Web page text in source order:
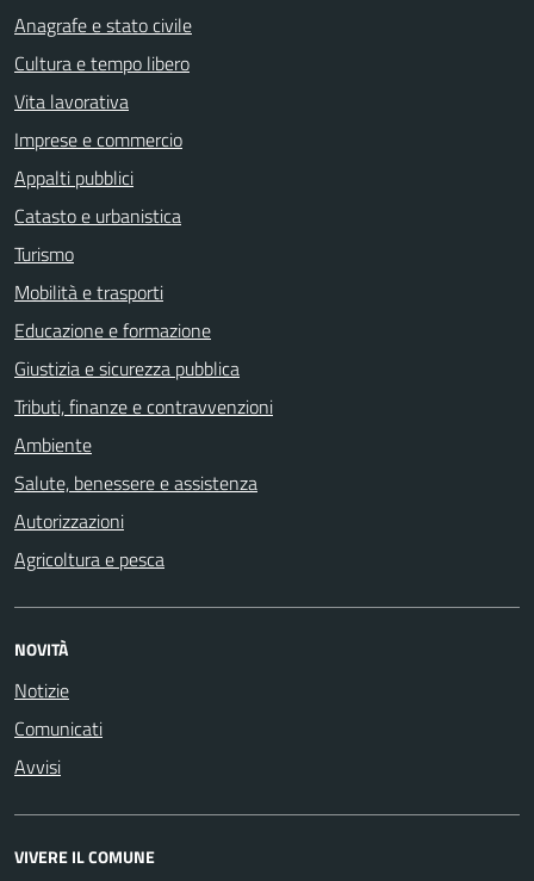
Anagrafe e stato civile
Cultura e tempo libero
Vita lavorativa
Imprese e commercio
Appalti pubblici
Catasto e urbanistica
Turismo
Mobilità e trasporti
Educazione e formazione
Giustizia e sicurezza pubblica
Tributi, finanze e contravvenzioni
Ambiente
Salute, benessere e assistenza
Autorizzazioni
Agricoltura e pesca
NOVITÀ
Notizie
Comunicati
Avvisi
VIVERE IL COMUNE